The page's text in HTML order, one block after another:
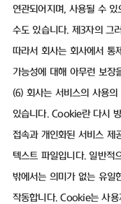
연관되어지며, 사용될 수
수도 있습니다. 제3자의 그
따라서 회사는 회사에서 통
가능성에 대해 아무런 보장
(6) 회사는 서비스의 사용
있습니다. Cookie란 다시
접속과 개인화된 서비스 제
텍스트 파일입니다. 일반
밖에서는 의미가 없는 유일
작동합니다. Cookie는 사용